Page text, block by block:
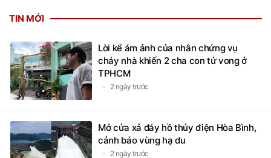
TIN MỚI
Lời kể ám ảnh của nhân chứng vụ
cháy nhà khiến 2 cha con tử vong ở
TPHCM
2 ngày trước
Mở cửa xả đáy hồ thủy điện Hòa Bình,
cảnh báo vùng hạ du
2 ngày trước